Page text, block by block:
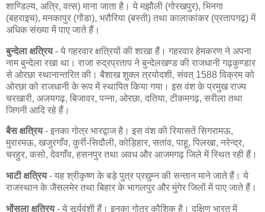
शाण्डिल्य, अत्रि, वत्स) माना जाता है। ये मझौली (गोरखपुर), भिनगा
(बहराइच), मनकापुर (गोंडा), भरौरिया (बस्ती) तथा कालाकांकर (प्रतापगढ़) में
अधिक संख्या में पाए जाते हैं।
बुन्देला क्षत्रिय- ये गहरवार क्षत्रियों की शाखा हैं। गहरवार हेमकरण ने अपना
नाम बुन्देला रखा था। राजा रुद्रप्रताप ने बुन्देलखण्ड की राजधानी गढ़कुण्डार
से ओरछा स्थानान्तरित की। बैशाख शुक्ल त्रयोदशी, संवत् 1588 विक्रम को
ओरछा को राजधानी के रूप में स्थापित किया गया। इस वंश के प्रमुख राज्य
चरखारी, अजयगढ़, बिजावर, पन्ना, ओरछा, दतिया, टीकमगढ़, सरीला तथा
जिगनी आदि रहे हैं।
बैस क्षत्रिय- इनका गोत्र भारद्वाज है। इस वंश की रियासतें सिगरामऊ,
मुरारमऊ, खजुरगाँव, कुर्री-सिदौली, कोड़िहार, सतांव, पाहू, पिलखा, नरेन्द्र,
चरहुर, कसो, देवगाँव, हसनपुर तथा अवध और आजमगढ़ जिले में स्थित रही हैं।
भाटी क्षत्रिय- यह श्रीकृष्ण के बड़े पुत्र प्रद्युम्न की सन्तान माने जाते हैं। ये
राजस्थान के जैसलमेर तथा बिहार के भागलपुर और मुंगेर जिलों में पाए जाते हैं।
भोंसला क्षत्रिय- ये सूर्यवंशी हैं। इनका गोत्र कौशिक है। दक्षिण भारत में